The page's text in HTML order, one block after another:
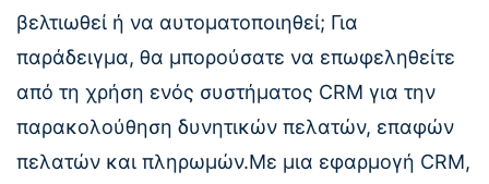
βελτιωθεί ή να αυτοματοποιηθεί; Για
παράδειγμα, θα μπορούσατε να επωφεληθείτε
από τη χρήση ενός συστήματος CRM για την
παρακολούθηση δυνητικών πελατών, επαφών
πελατών και πληρωμών.Με μια εφαρμογή CRM,